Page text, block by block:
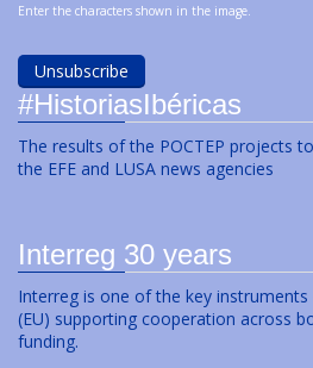
Enter the characters shown in the image.
#HistoriasIbéricas
The results of the POCTEP projects
the EFE and LUSA news agencies
Interreg 30 years
Interreg is one of the key
(EU) supporting cooperation across
funding.